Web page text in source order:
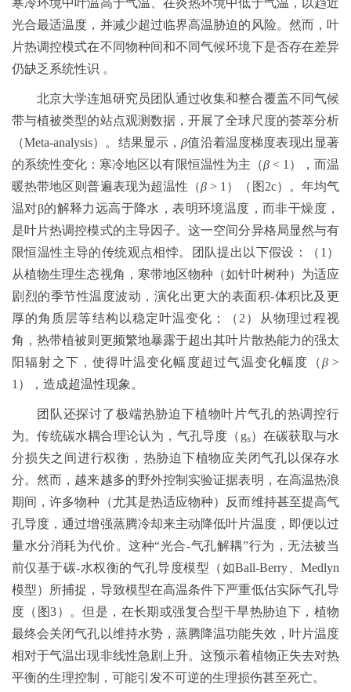
寒冷环境中叶温高于气温、在炎热环境中低于气温，以趋近
光合最适温度，并减少超过临界高温胁迫的风险。然而，叶
片热调控模式在不同物种间和不同气候环境下是否存在差异
仍缺乏系统性识 。
北京大学连旭研究员团队通过收集和整合覆盖不同气候
带与植被类型的站点观测数据，开展了全球尺度的荟萃分析
（Meta-analysis）。结果显示，β值沿着温度梯度表现出显著
的系统性变化：寒冷地区以有限恒温性为主（β< 1），而温
暖热带地区则普遍表现为超温性（β > 1）（图2c）。年均气
温对β的解释力远高于降水，表明环境温度，而非干燥度，
是叶片热调控模式的主导因子。这一空间分异格局显然与有
限恒温性主导的传统观点相悖。团队提出以下假设：（1）
从植物生理生态视角，寒带地区物种（如针叶树种）为适应
剧烈的季节性温度波动，演化出更大的表面积-体积比及更
厚的角质层等结构以稳定叶温变化；（2）从物理过程视
角，热带植被则更频繁地暴露于超出其叶片散热能力的强太
阳辐射之下，使得叶温变化幅度超过气温变化幅度（β>
1），造成超温性现象。
团队还探讨了极端热胁迫下植物叶片气孔的热调控行
为。传统碳水耦合理论认为，气孔导度（gₛ）在碳获取与水
分损失之间进行权衡，热胁迫下植物应关闭气孔以保存水
分。然而，越来越多的野外控制实验证据表明，在高温热浪
期间，许多物种（尤其是热适应物种）反而维持甚至提高气
孔导度，通过增强蒸腾冷却来主动降低叶片温度，即便以过
量水分消耗为代价。这种“光合-气孔解耦”行为，无法被当
前仅基于碳-水权衡的气孔导度模型（如Ball-Berry、Medlyn
模型）所捕捉，导致模型在高温条件下严重低估实际气孔导
度（图3）。但是，在长期或强复合型干旱热胁迫下，植物
最终会关闭气孔以维持水势，蒸腾降温功能失效，叶片温度
相对于气温出现非线性急剧上升。这预示着植物正失去对热
平衡的生理控制，可能引发不可逆的生理损伤甚至死亡。